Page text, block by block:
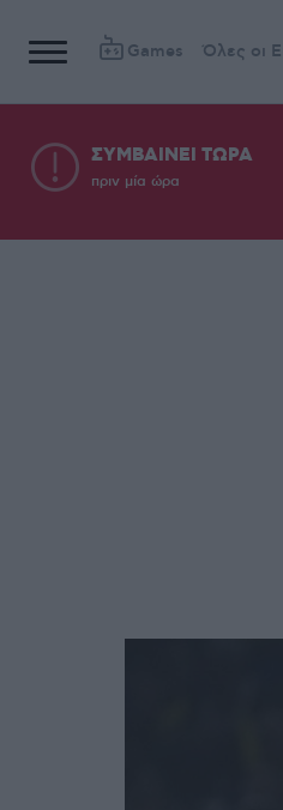
Games Όλες οι
ΣΥΜΒΑΙΝΕΙ ΤΩΡΑ
πριν μία ώρα